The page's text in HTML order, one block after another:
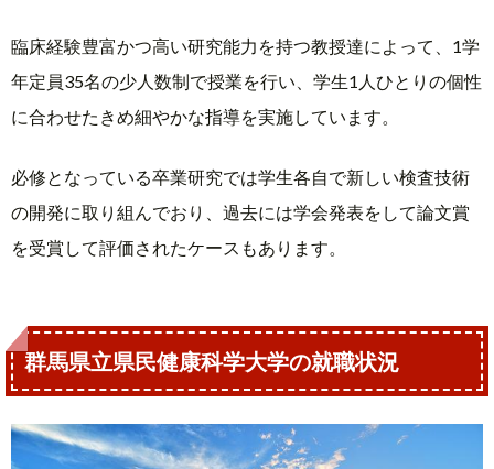
臨床経験豊富かつ高い研究能力を持つ教授達によって、1学
年定員35名の少人数制で授業を行い、学生1人ひとりの個性
に合わせたきめ細やかな指導を実施しています。
必修となっている卒業研究では学生各自で新しい検査技術
の開発に取り組んでおり、過去には学会発表をして論文賞
を受賞して評価されたケースもあります。
群馬県立県民健康科学大学の就職状況